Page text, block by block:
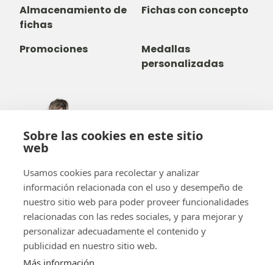
Sobre las cookies en este sitio
web
Usamos cookies para recolectar y analizar
información relacionada con el uso y desempeño de
nuestro sitio web para poder proveer funcionalidades
relacionadas con las redes sociales, y para mejorar y
personalizar adecuadamente el contenido y
publicidad en nuestro sitio web.
Más información
Almacenamiento de
fichas
Fichas con concepto
Promociones
Medallas
personalizadas
800-842-9551 (LLAMADA GRATUITA)
Facebook
Instagram
YouTube
LinkedIn